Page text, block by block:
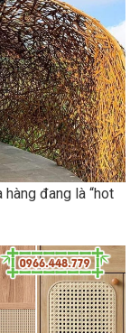
đang là “hot